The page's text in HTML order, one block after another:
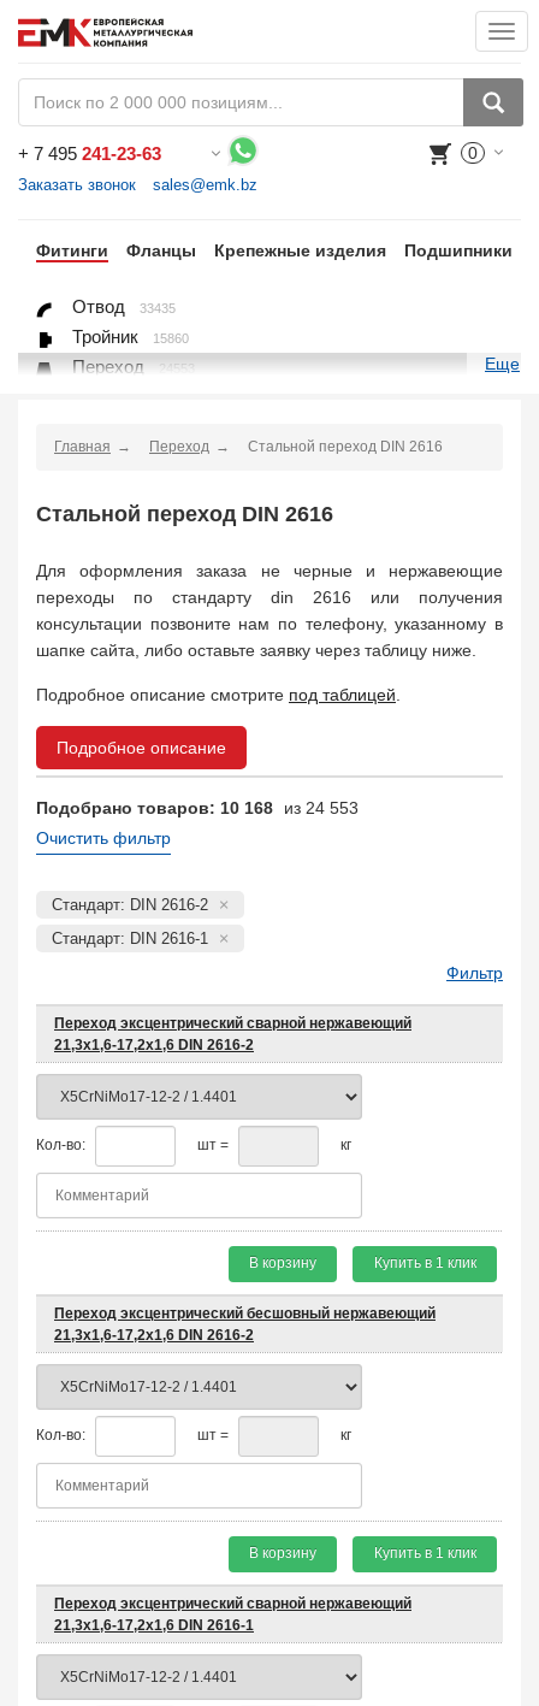
+ 7 495 241-23-63
Заказать звонок sales@emk.bz
0
Фитинги Фланцы Крепежные изделия Подшипники
Отвод 33435
Тройник 15860
Переход 24553
Крестовина 361
Муфта, полумуфта 935
Заглушка, крышка 1708
Пробка
Втулка, футорка
Седло 211
Днище 11832
Втулка для фланца
Еще
Главная Переход Стальной переход DIN 2616
Стальной переход DIN 2616
Для оформления заказа не черные и нержавеющие
переходы по стандарту din 2616 или получения
консультации позвоните нам по телефону, указанному в
шапке сайта, либо оставьте заявку через таблицу ниже.
Подробное описание смотрите под таблицей
Подробное описание
Подобрано товаров: 10 168
из 24 553
Очистить фильтр
Стандарт: DIN 2616-2
Стандарт: DIN 2616-1
Фильтр
Переход эксцентрический сварной нержавеющий
21,3х1,6-17,2х1,6 DIN 2616-2
Кол-во: шт = кг
В корзину Купить в 1 клик
Переход эксцентрический бесшовный нержавеющий
21,3х1,6-17,2х1,6 DIN 2616-2
Кол-во: шт = кг
В корзину Купить в 1 клик
Переход эксцентрический сварной нержавеющий
21,3х1,6-17,2х1,6 DIN 2616-1